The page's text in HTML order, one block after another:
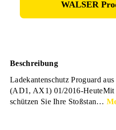
WALSER
Beschreibung
Ladekantenschutz Proguard
(AD1, AX1) 01/2016-HeuteMit
schützen Sie Ihre Stoßstan…